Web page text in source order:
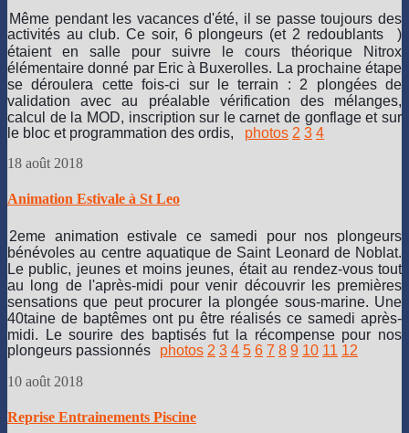
Même pendant les vacances d'été, il se passe toujours des
activités au club. Ce soir, 6 plongeurs (et 2 redoublants
)
étaient en salle pour suivre le cours théorique Nitrox
élémentaire donné par Eric à Buxerolles. La prochaine étape
se déroulera cette fois-ci sur le terrain : 2 plongées de
validation avec au préalable vérification des mélanges,
calcul de la MOD, inscription sur le carnet de gonflage et sur
le bloc et programmation des ordis,
photos 2 3 4
18 août 2018
Animation Estivale à St Leo
2eme animation estivale ce samedi pour nos plongeurs
bénévoles au centre aquatique de Saint Leonard de Noblat.
Le public, jeunes et moins jeunes, était au rendez-vous tout
au long de l'après-midi pour venir découvrir les premières
sensations que peut procurer la plongée sous-marine. Une
40taine de baptêmes ont pu être réalisés ce samedi après-
midi. Le sourire des baptisés fut la récompense pour nos
plongeurs passionnés
photos 2 3 4 5 6 7 8 9 10 11 12
10 août 2018
Reprise Entrainements Piscine